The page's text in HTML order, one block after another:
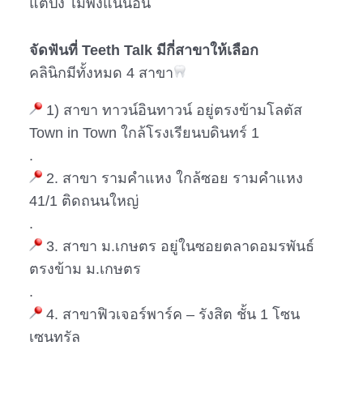
จัดฟันที่ Teeth Talk มีกี่สาขาให้เลือก
คลินิกมีทั้งหมด 4 สาขา
1) สาขา ทาวน์อินทาวน์ อยู่ตรงข้ามโลตัส
Town in Town ใกล้โรงเรียนบดินทร์ 1
.
2. สาขา รามคำแหง ใกล้ซอย รามคำแหง
41/1 ติดถนนใหญ่
.
3. สาขา ม.เกษตร อยู่ในซอยตลาดอมรพันธ์
ตรงข้าม ม.เกษตร
.
4. สาขาฟิวเจอร์พาร์ค – รังสิต ชั้น 1 โซน
เซนทรัล